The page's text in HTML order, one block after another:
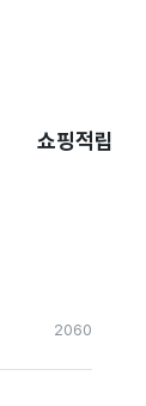
쇼핑적립
2060